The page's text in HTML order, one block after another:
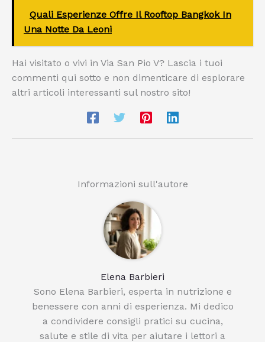
Quali Esperienze Offre Il Rooftop Bangkok In
Una Notte Da Leoni
Hai visitato o vivi in Via San Pio V? Lascia i tuoi
commenti qui sotto e non dimenticare di esplorare
altri articoli interessanti sul nostro sito!
Informazioni sull'autore
Elena Barbieri
Sono Elena Barbieri, esperta in nutrizione e
benessere con anni di esperienza. Mi dedico
a condividere consigli pratici su cucina,
salute e stile di vita per aiutare i lettori a